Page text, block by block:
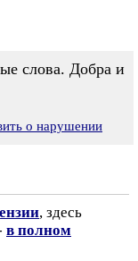
слова. Добра и
о нарушении
, здесь
в полном